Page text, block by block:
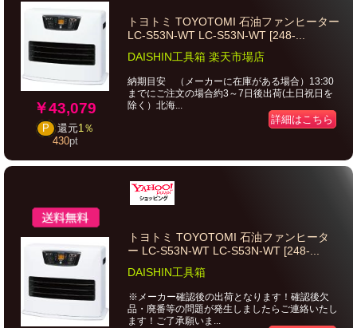
￥43,079
P 還元1％
430pt
トヨトミ TOYOTOMI 石油ファンヒーター
LC-S53N-WT LC-S53N-WT [248-...
DAISHIN工具箱 楽天市場店
納期目安 （メーカーに在庫がある場合）13:30
までにご注文の場合約3～7日後出荷(土日祝日を
除く）北海...
詳細はこちら
トヨトミ TOYOTOMI 石油ファンヒータ
ー LC-S53N-WT LC-S53N-WT [248-...
DAISHIN工具箱
※メーカー確認後の出荷となります！確認後欠
品・廃番等の問題が発生しましたらご連絡いたし
ます！ご了承願いま...